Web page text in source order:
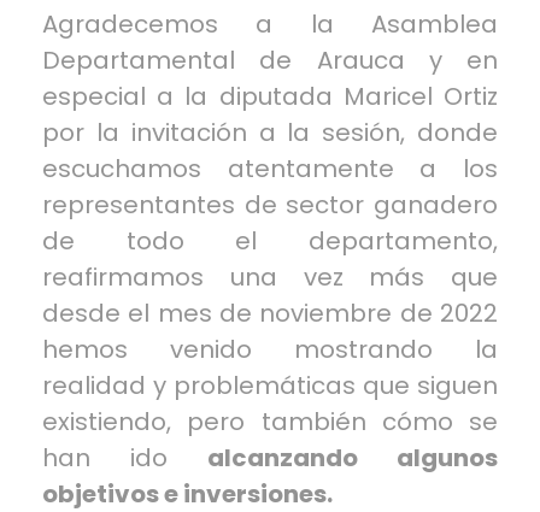
Agradecemos a la Asamblea
Departamental de Arauca y en
especial a la diputada Maricel Ortiz
por la invitación a la sesión, donde
escuchamos atentamente a los
representantes de sector ganadero
de todo el departamento,
reafirmamos una vez más que
desde el mes de noviembre de 2022
hemos venido mostrando la
realidad y problemáticas que siguen
existiendo, pero también cómo se
han ido alcanzando algunos
objetivos e inversiones.